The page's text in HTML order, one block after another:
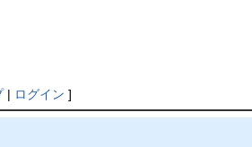
| ログイン ]